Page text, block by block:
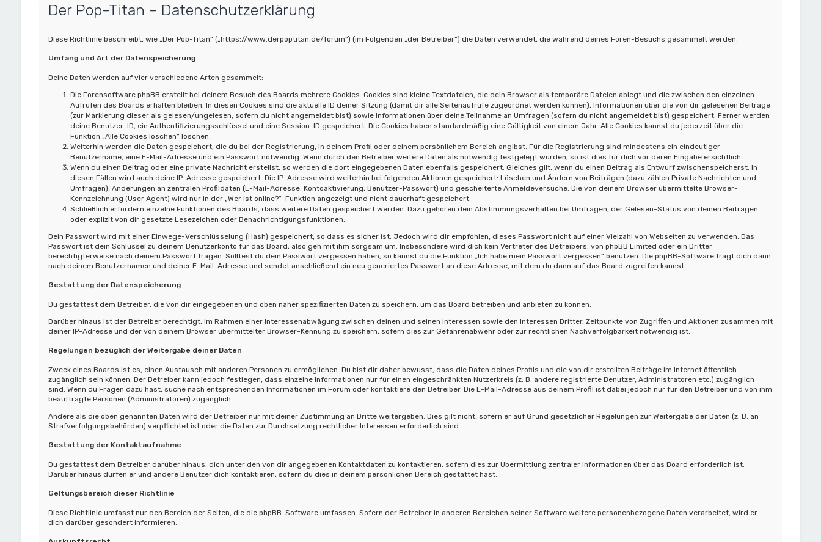
Der Pop-Titan - Datenschutzerklärung
Diese Richtlinie beschreibt, wie „Der Pop-Titan“ („https://www.derpoptitan.de/forum“) (im Folgenden „der Betreiber“) die Daten verwendet, die während deines Foren-Besuchs gesammelt werden.
Umfang und Art der Datenspeicherung
Deine Daten werden auf vier verschiedene Arten gesammelt:
Die Forensoftware phpBB erstellt bei deinem Besuch des Boards mehrere Cookies. Cookies sind kleine Textdateien, die dein Browser als temporäre Dateien ablegt und die zwischen den einzelnen
Aufrufen des Boards erhalten bleiben. In diesen Cookies sind die aktuelle ID deiner Sitzung (damit dir alle Seitenaufrufe zugeordnet werden können), Informationen über die von dir gelesenen Beiträge
(zur Markierung dieser als gelesen/ungelesen; sofern du nicht angemeldet bist) sowie Informationen über deine Teilnahme an Umfragen (sofern du nicht angemeldet bist) gespeichert. Ferner werden
deine Benutzer-ID, ein Authentifizierungsschlüssel und eine Session-ID gespeichert. Die Cookies haben standardmäßig eine Gültigkeit von einem Jahr. Alle Cookies kannst du jederzeit über die
Funktion „Alle Cookies löschen“ löschen.
Weiterhin werden die Daten gespeichert, die du bei der Registrierung, in deinem Profil oder deinem persönlichem Bereich angibst. Für die Registrierung sind mindestens ein eindeutiger
Benutzername, eine E-Mail-Adresse und ein Passwort notwendig. Wenn durch den Betreiber weitere Daten als notwendig festgelegt wurden, so ist dies für dich vor deren Eingabe ersichtlich.
Wenn du einen Beitrag oder eine private Nachricht erstellst, so werden die dort eingegebenen Daten ebenfalls gespeichert. Gleiches gilt, wenn du einen Beitrag als Entwurf zwischenspeicherst. In
diesen Fällen wird auch deine IP-Adresse gespeichert. Die IP-Adresse wird weiterhin bei folgenden Aktionen gespeichert: Löschen und Ändern von Beiträgen (dazu zählen Private Nachrichten und
Umfragen), Änderungen an zentralen Profildaten (E-Mail-Adresse, Kontoaktivierung, Benutzer-Passwort) und gescheiterte Anmeldeversuche. Die von deinem Browser übermittelte Browser-
Kennzeichnung (User Agent) wird nur in der „Wer ist online?“-Funktion angezeigt und nicht dauerhaft gespeichert.
Schließlich erfordern einzelne Funktionen des Boards, dass weitere Daten gespeichert werden. Dazu gehören dein Abstimmungsverhalten bei Umfragen, der Gelesen-Status von deinen Beiträgen
oder explizit von dir gesetzte Lesezeichen oder Benachrichtigungsfunktionen.
Dein Passwort wird mit einer Einwege-Verschlüsselung (Hash) gespeichert, so dass es sicher ist. Jedoch wird dir empfohlen, dieses Passwort nicht auf einer Vielzahl von Webseiten zu verwenden. Das
Passwort ist dein Schlüssel zu deinem Benutzerkonto für das Board, also geh mit ihm sorgsam um. Insbesondere wird dich kein Vertreter des Betreibers, von phpBB Limited oder ein Dritter
berechtigterweise nach deinem Passwort fragen. Solltest du dein Passwort vergessen haben, so kannst du die Funktion „Ich habe mein Passwort vergessen“ benutzen. Die phpBB-Software fragt dich dann
nach deinem Benutzernamen und deiner E-Mail-Adresse und sendet anschließend ein neu generiertes Passwort an diese Adresse, mit dem du dann auf das Board zugreifen kannst.
Gestattung der Datenspeicherung
Du gestattest dem Betreiber, die von dir eingegebenen und oben näher spezifizierten Daten zu speichern, um das Board betreiben und anbieten zu können.
Darüber hinaus ist der Betreiber berechtigt, im Rahmen einer Interessenabwägung zwischen deinen und seinen Interessen sowie den Interessen Dritter, Zeitpunkte von Zugriffen und Aktionen zusammen mit
deiner IP-Adresse und der von deinem Browser übermittelter Browser-Kennung zu speichern, sofern dies zur Gefahrenabwehr oder zur rechtlichen Nachverfolgbarkeit notwendig ist.
Regelungen bezüglich der Weitergabe deiner Daten
Zweck eines Boards ist es, einen Austausch mit anderen Personen zu ermöglichen. Du bist dir daher bewusst, dass die Daten deines Profils und die von dir erstellten Beiträge im Internet öffentlich
zugänglich sein können. Der Betreiber kann jedoch festlegen, dass einzelne Informationen nur für einen eingeschränkten Nutzerkreis (z. B. andere registrierte Benutzer, Administratoren etc.) zugänglich
sind. Wenn du Fragen dazu hast, suche nach entsprechenden Informationen im Forum oder kontaktiere den Betreiber. Die E-Mail-Adresse aus deinem Profil ist dabei jedoch nur für den Betreiber und von ihm
beauftragte Personen (Administratoren) zugänglich.
Andere als die oben genannten Daten wird der Betreiber nur mit deiner Zustimmung an Dritte weitergeben. Dies gilt nicht, sofern er auf Grund gesetzlicher Regelungen zur Weitergabe der Daten (z. B. an
Strafverfolgungsbehörden) verpflichtet ist oder die Daten zur Durchsetzung rechtlicher Interessen erforderlich sind.
Gestattung der Kontaktaufnahme
Du gestattest dem Betreiber darüber hinaus, dich unter den von dir angegebenen Kontaktdaten zu kontaktieren, sofern dies zur Übermittlung zentraler Informationen über das Board erforderlich ist.
Darüber hinaus dürfen er und andere Benutzer dich kontaktieren, sofern du dies in deinem persönlichen Bereich gestattet hast.
Geltungsbereich dieser Richtlinie
Diese Richtlinie umfasst nur den Bereich der Seiten, die die phpBB-Software umfassen. Sofern der Betreiber in anderen Bereichen seiner Software weitere personenbezogene Daten verarbeitet, wird er
dich darüber gesondert informieren.